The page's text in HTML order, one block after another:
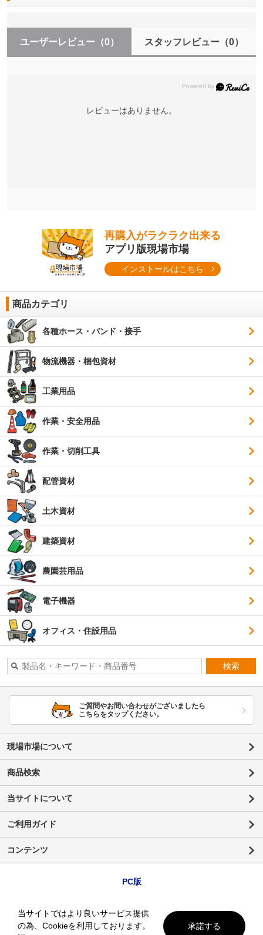
ユーザーレビュー （0） スタッフレビュー（0）
レビューはありません。
再購入がラクラク出来る
アプリ版現場市場
インストールはこちら
商品カテゴリ
各種ホース・バンド・接手
物流機器・梱包資材
工業用品
作業・安全用品
作業・切削工具
配管資材
土木資材
建築資材
農園芸用品
電子機器
オフィス・住設用品
検索
ご質問やお問い合わせがございましたら
こちらをタップください。
現場市場について
商品検索
当サイトについて
ご利用ガイド
コンテンツ
PC版
当サイトではより良いサービス提供
の為、Cookieを利用しております。
承諾する